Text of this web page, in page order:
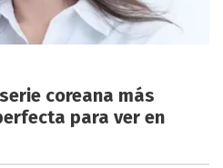
coreana más
para ver en